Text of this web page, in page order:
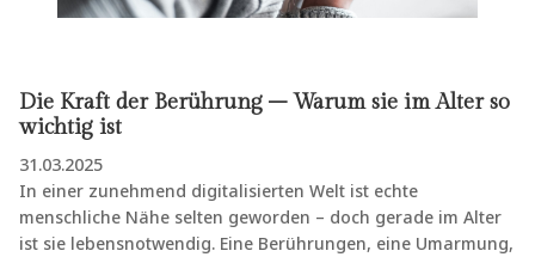
Die Kraft der Berührung – Warum sie im Alter so
wichtig ist
31.03.2025
In einer zunehmend digitalisierten Welt ist echte
menschliche Nähe selten geworden – doch gerade im Alter
ist sie lebensnotwendig. Eine Berührungen, eine Umarmung,